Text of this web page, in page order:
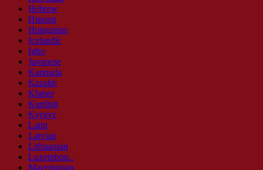
Hebrew
Hmong
Hungarian
Icelandic
Igbo
Javanese
Kannada
Kazakh
Khmer
Kurdish
Kyrgyz
Latin
Latvian
Lithuanian
Luxembou..
Macedonian